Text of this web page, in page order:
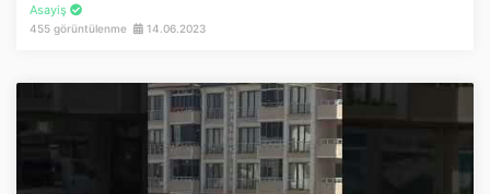
Asayiş
455 görüntülenme 14.06.2023